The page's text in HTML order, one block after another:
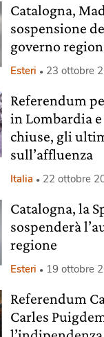
Catalogna,
sospensione
governo
Esteri 23 ottobre
Referendum
in Lombardia
chiuse, gli
sull’affluenza
Italia 22 ottobre
Catalogna, la
sospenderà
regione
Esteri 19 ottobre
Referendum
Carles